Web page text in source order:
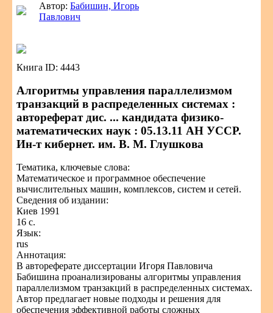
Автор: Бабишин, Игорь
Павлович
Книга ID: 4443
Алгоритмы управления параллелизмом
транзакций в распределенных системах :
автореферат дис. ... кандидата физико-
математических наук : 05.13.11 АН УССР.
Ин-т кибернет. им. В. М. Глушкова
Тематика, ключевые слова:
Математическое и программное обеспечение
вычислительных машин, комплексов, систем и сетей.
Сведения об издании:
Киев 1991
16 с.
Язык:
rus
Аннотация:
В автореферате диссертации Игоря Павловича
Бабишина проанализированы алгоритмы управления
параллелизмом транзакций в распределенных системах.
Автор предлагает новые подходы и решения для
обеспечения эффективной работы сложных